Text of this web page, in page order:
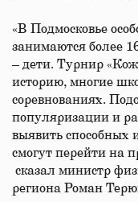
«В Подмосковье
занимаются более
– дети. Турнир
историю, многие
соревнованиях.
популяризации и
выявить способных
смогут перейти на
сказал министр
региона Роман